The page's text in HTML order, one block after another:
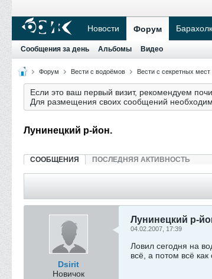
Новости Форум
Сообщения за день Альбомы Видео
Форум Вести с водоёмов Вести с секретных мест
Если это ваш первый визит, рекомендуем
Для размещения своих сообщений
Лунинецкий р-йон.
СООБЩЕНИЯ ПОСЛЕДНЯЯ АКТИВНОСТЬ
Dsirit
Новичок
Лунинецкий р-
04.02.2007, 17:39
Ловил сегодня на
всё, а потом всё